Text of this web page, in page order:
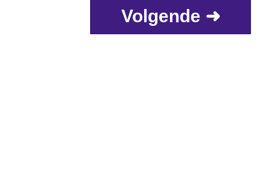
Volgende ➜